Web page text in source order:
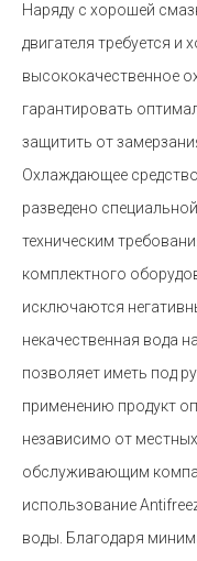
Наряду с хорошей
двигателя требуется
высококачественное
гарантировать
защитить от
Охлаждающее средство
разведено
техническим
комплектного
исключаются
некачественная вода
позволяет иметь под
применению продукт
независимо от
обслуживающим
использование
воды. Благодаря